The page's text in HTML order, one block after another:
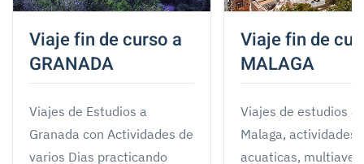
Viaje fin de curso a
GRANADA
Viajes de Estudios a
Granada con Actividades de
varios Dias practicando
Viaje fin de
MALAGA
Viajes de estudios a
Malaga, actividades
acuaticas,